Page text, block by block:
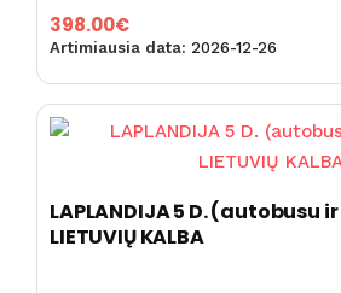
398.00€
Artimiausia data: 2026-12-26
LAPLANDIJA 5 D. (autobusu
LIETUVIŲ KALBA